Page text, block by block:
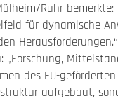
Ruhr
für dynamische
„Forschung,
des EU-
aufgebaut,